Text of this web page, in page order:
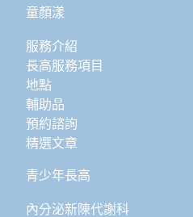
童顏漾
服務介紹
長高服務項目
地點
輔助品
預約諮詢
精選文章
青少年長高
內分泌新陳代謝科